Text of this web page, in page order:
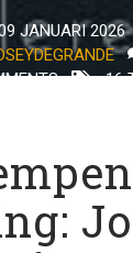
JANUARI 2026
16